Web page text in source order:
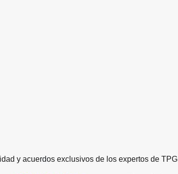
y acuerdos exclusivos de los expertos de TPG